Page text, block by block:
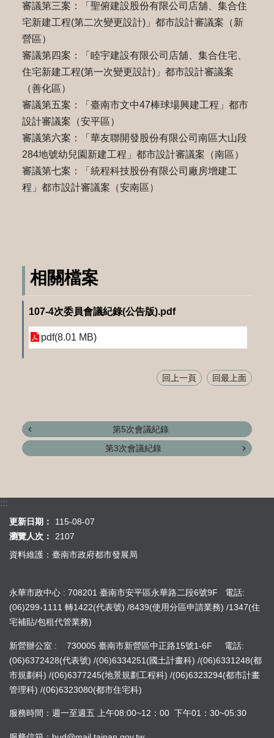
審議第三案：「聖俯建設股份有限公司店舖、集合住
宅新建工程(第二次變更設計)」都市設計審議案（新
營區）
審議第四案：「睦宇建設有限公司店舖、集合住宅、
住宅新建工程(第一次變更設計)」都市設計審議案
（善化區）
審議第五案：「臺南市文中47棒球場興建工程」都市
設計審議案（安平區）
審議第六案：「華友聯開發股份有限公司南區大山段
284地號幼兒園新建工程」都市設計審議案（南區）
審議第七案：「統程科技股份有限公司廠房增建工
程」都市設計審議案（安南區）
相關檔案
107-4次委員會議紀錄(公告版).pdf
pdf(8.01 MB)
回上一頁 回最上面
第5次會議紀錄
第3次會議紀錄
:::
更新日期：
115-08-07
瀏覽人次：
2107
資料維護：臺南市政府都市發展局
永華市政中心 : 708201 臺南市安平區永華路二段6號9F 電話:
(06)299-1111 轉1422(代表號) /8439(使用分區申請業務) /1347(住
宅補貼/包租代管業務)
新營辦公室 : 730005 臺南市新營區中正路15號1-6F 電話:
(06)6372428(代表號) /(06)6334251(國土計畫科) /(06)6331248(都
市規劃科) /(06)6377245(地景規劃工程科) /(06)6323294(都市計畫
管理科) /(06)6323080(都市住宅科)
服務時間：週一至週五 上午08:00~12：00 下午01：30~05:30